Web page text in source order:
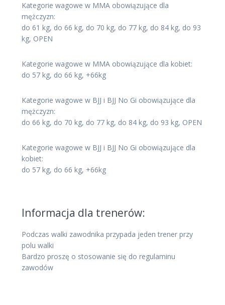
Kategorie wagowe w MMA obowiązujące dla
mężczyzn:
do 61 kg, do 66 kg, do 70 kg, do 77 kg, do 84 kg, do 93
kg, OPEN
Kategorie wagowe w MMA obowiązujące dla kobiet:
do 57 kg, do 66 kg, +66kg
Kategorie wagowe w BJJ i BJJ No Gi obowiązujące dla
mężczyzn:
do 66 kg, do 70 kg, do 77 kg, do 84 kg, do 93 kg, OPEN
Kategorie wagowe w BJJ i BJJ No Gi obowiązujące dla
kobiet:
do 57 kg, do 66 kg, +66kg
Informacja dla trenerów:
Podczas walki zawodnika przypada jeden trener przy
polu walki
Bardzo proszę o stosowanie się do regulaminu
zawodów